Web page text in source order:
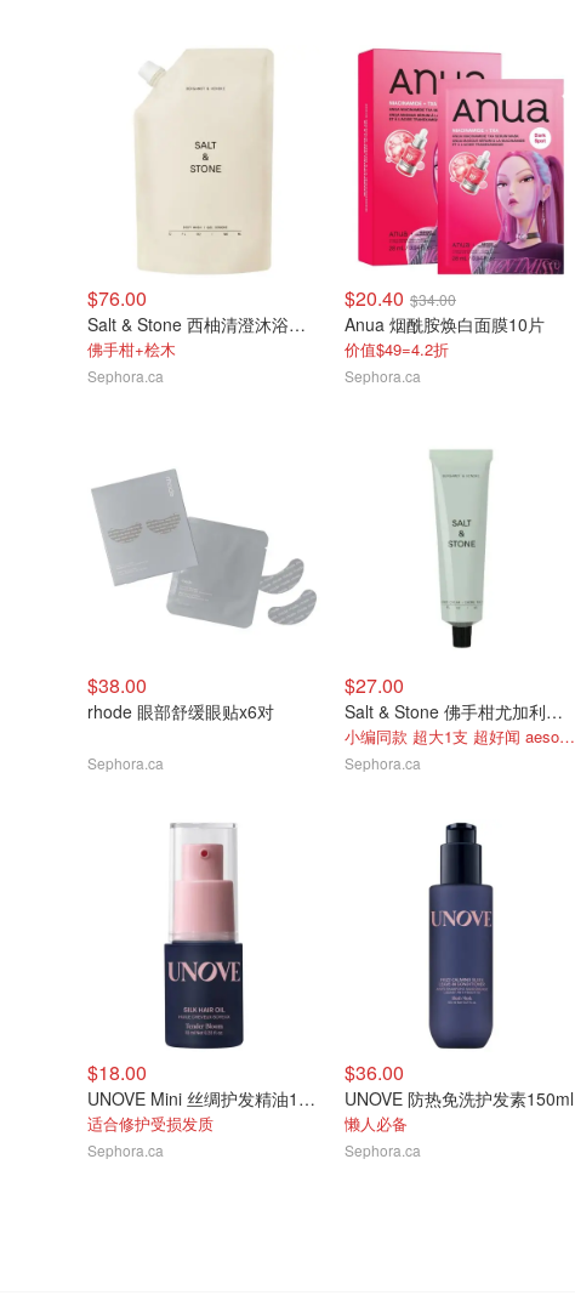
$76.00
Salt & Stone 西柚清澄沐浴露替换装956ml
佛手柑+桧木
Sephora.ca
$20.40 $34.00
Anua 烟酰胺焕白面膜10片
价值$49=4.2折
Sephora.ca
$38.00
rhode 眼部舒缓眼贴x6对
Sephora.ca
$27.00
Salt & Stone 佛手柑尤加利护手霜75ml
小编同款 超大1支 超好闻 aesop平替！
Sephora.ca
$18.00
UNOVE Mini 丝绸护发精油10ml
适合修护受损发质
Sephora.ca
$36.00
UNOVE 防热免洗护发素150ml
懒人必备
Sephora.ca